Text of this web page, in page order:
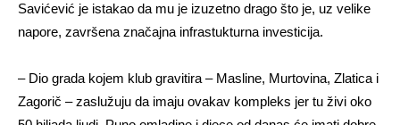
Savićević je istakao da mu je izuzetno drago što je, uz velike
napore, završena značajna infrastukturna investicija.
– Dio grada kojem klub gravitira – Masline, Murtovina, Zlatica i
Zagorič – zaslužuju da imaju ovakav kompleks jer tu živi oko